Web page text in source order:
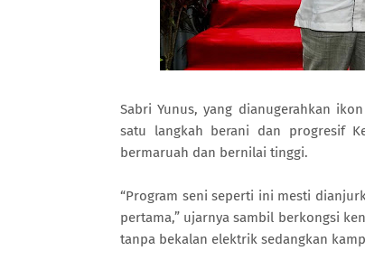
Sabri Yunus, yang dianugerahkan
satu langkah berani dan progresif
bermaruah dan bernilai tinggi.
“Program seni seperti ini mesti
pertama,” ujarnya sambil berkongsi
tanpa bekalan elektrik sedangkan